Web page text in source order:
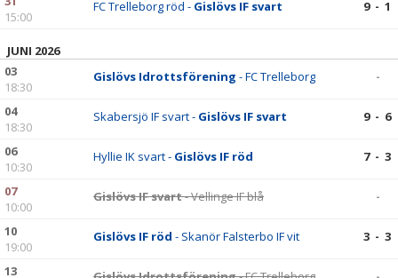
15:00
FC Trelleborg röd - Gislövs IF svart 9 - 1
JUNI 2026
03
18:30
Gislövs Idrottsförening - FC Trelleborg -
04
18:30
Skabersjö IF svart - Gislövs IF svart 9 - 6
06
10:30
Hyllie IK svart - Gislövs IF röd 7 - 3
07
10:00
Gislövs IF svart- Vellinge IF blå -
10
19:00
Gislövs IF röd - Skanör Falsterbo IF vit 3 - 3
13